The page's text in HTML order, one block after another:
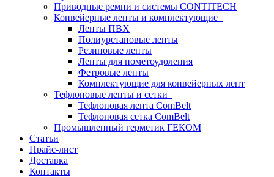
Приводные ремни и системы CONTITECH
Конвейерные ленты и комплектующие
Ленты ПВХ
Полиуретановые ленты
Резиновые ленты
Ленты для пометоудоления
Фетровые ленты
Комплектующие для конвейерных лент
Тефлоновые ленты и сетки
Тефлоновая лента ComBelt
Тефлоновая сетка ComBelt
Промышленный герметик ГЕКОМ
Статьи
Прайс-лист
Доставка
Контакты